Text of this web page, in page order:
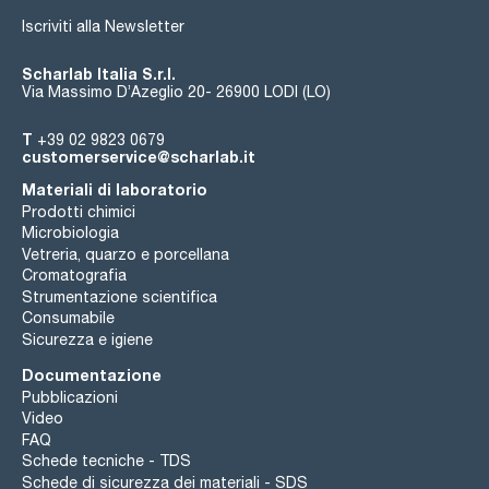
Iscriviti alla Newsletter
Scharlab Italia S.r.l.
Via Massimo D’Azeglio 20- 26900 LODI (LO)
T +39 02 9823 0679
customerservice@scharlab.it
Materiali di laboratorio
Prodotti chimici
Microbiologia
Vetreria, quarzo e porcellana
Cromatografia
Strumentazione scientifica
Consumabile
Sicurezza e igiene
Documentazione
Pubblicazioni
Video
FAQ
Schede tecniche - TDS
Schede di sicurezza dei materiali - SDS